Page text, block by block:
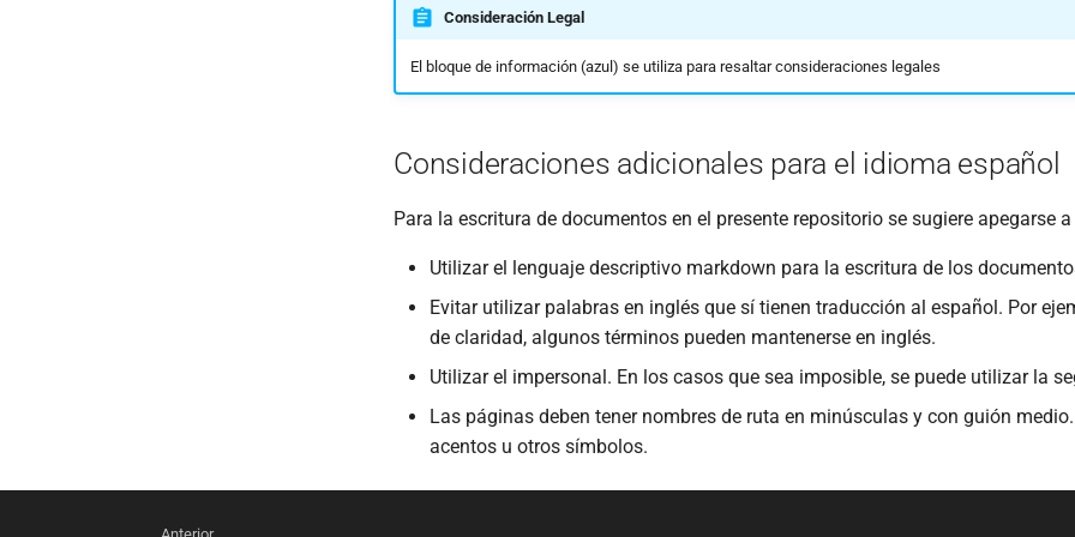
Consideración Legal
El bloque de información (azul) se utiliza para resaltar consideraciones legales
Consideraciones adicionales para el idioma español
Para la escritura de documentos en el presente repositorio se sugiere apegarse
Utilizar el lenguaje descriptivo markdown para la escritura de los
Evitar utilizar palabras en inglés que sí tienen traducción al español. Por
de claridad, algunos términos pueden mantenerse en inglés.
Utilizar el impersonal. En los casos que sea imposible, se puede utilizar la
Las páginas deben tener nombres de ruta en minúsculas y con guión
acentos u otros símbolos.